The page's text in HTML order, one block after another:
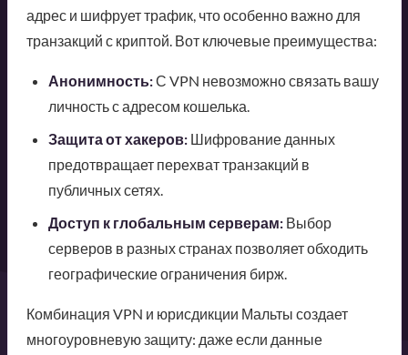
адрес и шифрует трафик, что особенно важно для
транзакций с криптой. Вот ключевые преимущества:
Анонимность:С VPN невозможно связать вашу
личность с адресом кошелька.
Защита от хакеров:Шифрование данных
предотвращает перехват транзакций в
публичных сетях.
Доступ к глобальным серверам:Выбор
серверов в разных странах позволяет обходить
географические ограничения бирж.
Комбинация VPN и юрисдикции Мальты создает
многоуровневую защиту: даже если данные